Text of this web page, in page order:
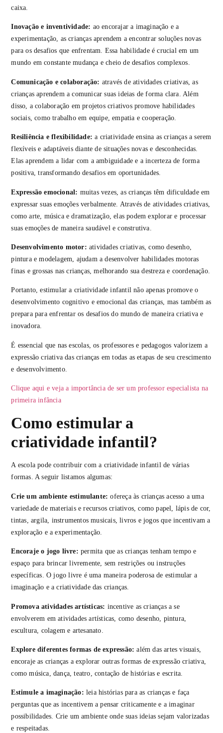
caixa.
Inovação e inventividade: ao encorajar a imaginação e a
experimentação, as crianças aprendem a encontrar soluções novas
para os desafios que enfrentam. Essa habilidade é crucial em um
mundo em constante mudança e cheio de desafios complexos.
Comunicação e colaboração: através de atividades criativas, as
crianças aprendem a comunicar suas ideias de forma clara. Além
disso, a colaboração em projetos criativos promove habilidades
sociais, como trabalho em equipe, empatia e cooperação.
Resiliência e flexibilidade: a criatividade ensina as crianças a serem
flexíveis e adaptáveis ​​diante de situações novas e desconhecidas.
Elas aprendem a lidar com a ambiguidade e a incerteza de forma
positiva, transformando desafios em oportunidades.
Expressão emocional: muitas vezes, as crianças têm dificuldade em
expressar suas emoções verbalmente. Através de atividades criativas,
como arte, música e dramatização, elas podem explorar e processar
suas emoções de maneira saudável e construtiva.
Desenvolvimento motor: atividades criativas, como desenho,
pintura e modelagem, ajudam a desenvolver habilidades motoras
finas e grossas nas crianças, melhorando sua destreza e coordenação.
Portanto, estimular a criatividade infantil não apenas promove o
desenvolvimento cognitivo e emocional das crianças, mas também as
prepara para enfrentar os desafios do mundo de maneira criativa e
inovadora.
É essencial que nas escolas, os professores e pedagogos valorizem a
expressão criativa das crianças em todas as etapas de seu crescimento
e desenvolvimento.
Clique aqui e veja a importância de ser um professor especialista na
primeira infância
Como estimular a
criatividade infantil?
A escola pode contribuir com a criatividade infantil de várias
formas. A seguir listamos algumas:
Crie um ambiente estimulante: ofereça às crianças acesso a uma
variedade de materiais e recursos criativos, como papel, lápis de cor,
tintas, argila, instrumentos musicais, livros e jogos que incentivam a
exploração e a experimentação.
Encoraje o jogo livre: permita que as crianças tenham tempo e
espaço para brincar livremente, sem restrições ou instruções
específicas. O jogo livre é uma maneira poderosa de estimular a
imaginação e a criatividade das crianças.
Promova atividades artísticas: incentive as crianças a se
envolverem em atividades artísticas, como desenho, pintura,
escultura, colagem e artesanato.
Explore diferentes formas de expressão: além das artes visuais,
encoraje as crianças a explorar outras formas de expressão criativa,
como música, dança, teatro, contação de histórias e escrita.
Estimule a imaginação: leia histórias para as crianças e faça
perguntas que as incentivem a pensar criticamente e a imaginar
possibilidades. Crie um ambiente onde suas ideias sejam valorizadas
e respeitadas.